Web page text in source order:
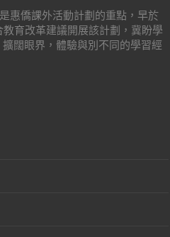
惠僑課外活動計劃的重點，早於
育改革建議開展該計劃，冀盼學
闊眼界，體驗與別不同的學習經